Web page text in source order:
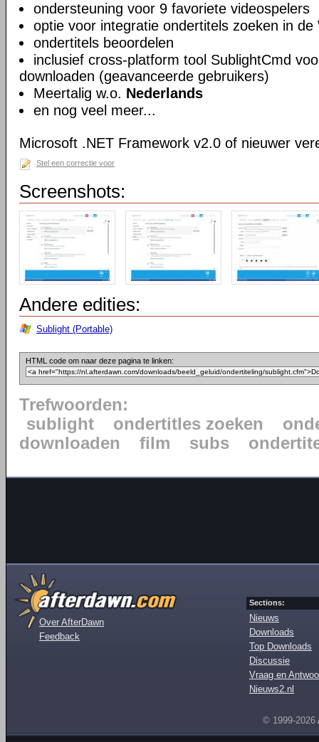
ondersteuning voor 9 favoriete videospelers
optie voor integratie ondertitels zoeken in de
ondertitels beoordelen
inclusief cross-platform tool SublightCmd
downloaden (geavanceerde gebruikers)
Meertalig w.o. Nederlands
en nog veel meer...
Microsoft .NET Framework v2.0 of nieuwer
Stel een correctie voor
Screenshots:
Andere edities:
Sublight (Portable)
HTML code om naar deze pagina te linken:
Trefwoorden:
sublight
ondertitles zoeken
downloaden
film subs
Over AfterDawn
Feedback
Sections:
Nieuws
Downloads
Top Downloads
Discussie
Vraag en
Nieuws2.nl
© 1999-2026